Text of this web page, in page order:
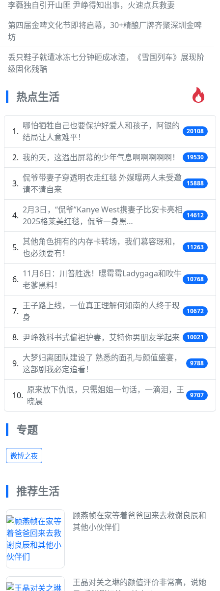
李薇独自引开山匪 尹峥得知出事，火速点兵救妻
第四届金啤文化节即将启幕，30+精酿厂牌齐聚深圳金啤
坊
丢只鞋子就遭冰冻七分钟砸成冰渣，《雪国列车》展现阶
级固化残酷
热点生活
哪怕牺牲自己也要保护好爱人和孩子，阿银的
结局让人意难平！
20108
我的天，这溢出屏幕的少年气息啊啊啊啊啊！ 19530
侃爷带妻子穿透明衣走红毯 外媒曝两人未受邀
请不请自来
15888
2月3日，“侃爷”Kanye West携妻子比安卡亮相
2025格莱美红毯，侃爷一身黑…
14612
其他角色拥有的内存卡转场，我们慕容璟和，
也必须要有！
11263
11月6日：川普胜选！曝霉霉Ladygaga和吹牛
老爹黑料！
10768
王子路上线，一位真正理解何知南的人终于现
身
10672
尹峥教科书式偏袒护妻，艾特你男朋友学起来 10021
大梦归离团队建设了 熟悉的面孔与颜值盛宴，
这部剧我必定追看！
9788
原来放下仇恨，只需姐姐一句话，一滴泪，王
晓晨
9707
专题
微博之夜
推荐生活
顾燕帧在家等着爸爸回来去救谢良辰和
其他小伙伴们
王晶对关之琳的颜值评价非常高，说她